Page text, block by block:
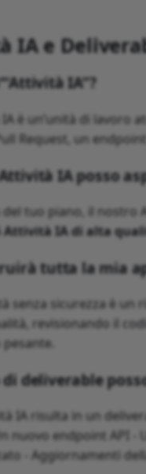
IA e
IA”?
IA è un’unità di lavoro
Request, un
IA posso
del tuo piano, il nostro
Attività IA di alta
tutta la mia
senza sicurezza è
revisionando il
di deliverable
IA risulta in un
nuovo endpoint API -
- Aggiornamenti